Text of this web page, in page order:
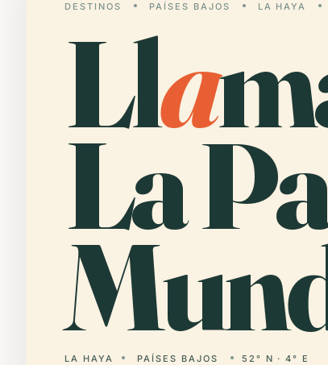
DESTINOS PAÍSES BAJOS LA HAYA
Lla
La
LA HAYA PAÍSES BAJOS 52° N · 4° E